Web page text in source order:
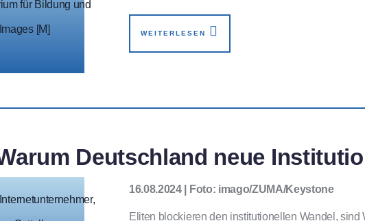
WEITERLESEN
Deutschland neue
16.08.2024 | Foto: imago/ZUMA/Keystone
Eliten blockieren den institutionellen Wandel,